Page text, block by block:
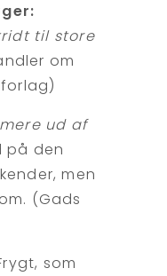
til store
om
ud af
på den
men
(Gads
som